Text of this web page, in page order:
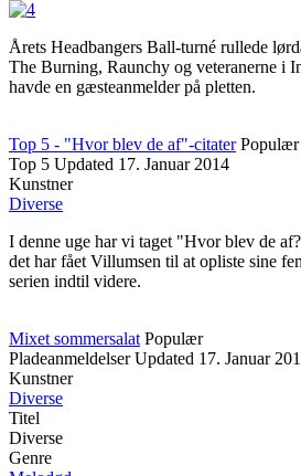
Årets Headbangers Ball-turné rullede
The Burning, Raunchy og veteranerne i
havde en gæsteanmelder på pletten.
Top 5 - "Hvor blev de af"-citater Populær
Top 5 Updated 17. Januar 2014
Kunstner
Diverse
I denne uge har vi taget "Hvor blev de
det har fået Villumsen til at opliste sine
serien indtil videre.
Mixet sommersalat Populær
Pladeanmeldelser Updated 17. Januar
Kunstner
Diverse
Titel
Diverse
Genre